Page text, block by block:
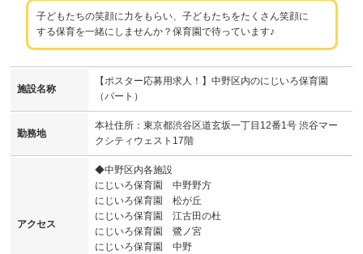
子どもたちの笑顔に力をもらい、子どもたちをたくさん笑顔に
する保育を一緒にしませんか？保育園で待っています♪
施設名称
【ポスター応募用求人！】中野区内のにじいろ保育園
（パート）
勤務地
本社住所：東京都渋谷区道玄坂一丁目12番1号 渋谷マー
クシティウェスト17階
アクセス
◆中野区内各施設
にじいろ保育園 中野野方
にじいろ保育園 松が丘
にじいろ保育園 江古田の杜
にじいろ保育園 鷺ノ宮
にじいろ保育園 中野